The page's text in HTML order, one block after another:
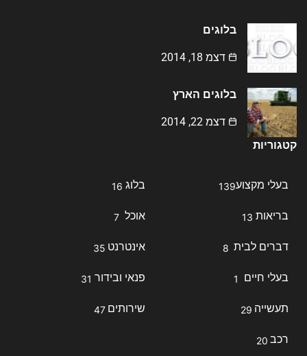
בלוגים
דצמ 18, 2014
בלוגים הארץ
דצמ 22, 2014
קטגוריות
בעלי מקצוע139 בלוג 16
בריאות 13 אוכל 7
דברים לבית 8 אינטרנט 35
בעלי חיים 1 פנאי ובידור 31
תעשייה 29 שירותים 47
רכב 20